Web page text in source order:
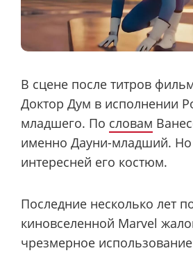
В сцене после титров
Доктор Дум в исполнении
младшего. По словам
именно Дауни-младший. Но
интересней его костюм.
Последние несколько лет
киновселенной Marvel
чрезмерное использование